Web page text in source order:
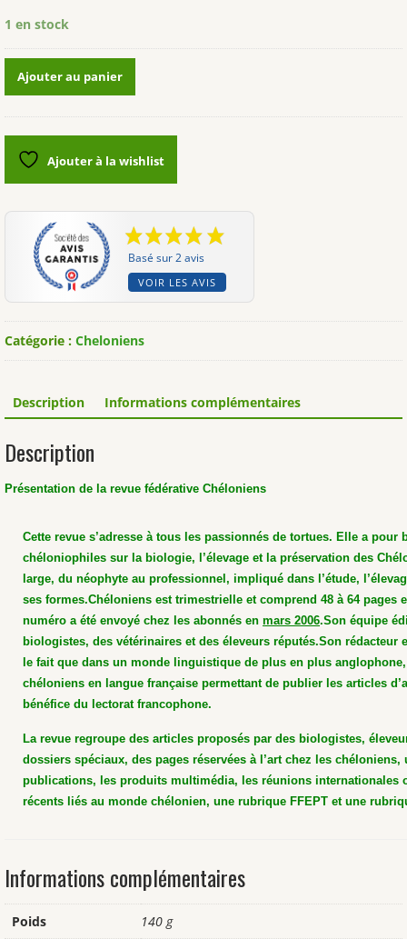
1 en stock
n°12
Ajouter au panier
Ajouter à la wishlist
Basé sur 2 avis
VOIR LES AVIS
Catégorie : Cheloniens
Description Informations complémentaires
Description
Présentation de la revue fédérative Chéloniens
Cette revue s’adresse à tous les passionnés de tortues. Elle a
chéloniophiles sur la biologie, l’élevage et la préservation des
large, du néophyte au professionnel, impliqué dans l’étude,
ses formes.Chéloniens est trimestrielle et comprend 48 à 64 pages
numéro a été envoyé chez les abonnés en mars 2006.Son équipe
biologistes, des vétérinaires et des éleveurs réputés.Son rédacteur
le fait que dans un monde linguistique de plus en plus
chéloniens en langue française permettant de publier les articles
bénéfice du lectorat francophone.
La revue regroupe des articles proposés par des biologistes,
dossiers spéciaux, des pages réservées à l’art chez les
publications, les produits multimédia, les réunions internationales
récents liés au monde chélonien, une rubrique FFEPT et une
Informations complémentaires
Poids 140 g